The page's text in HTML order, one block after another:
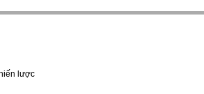
lược